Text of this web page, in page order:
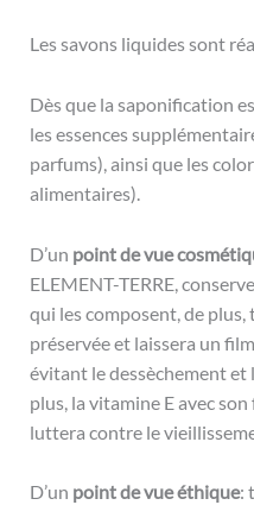
Les savons liquides sont
Dès que la saponification
les essences
parfums), ainsi que les
alimentaires).
D’un point de vue
ELEMENT-TERRE,
qui les composent, de
préservée et laissera un
évitant le dessèchement
plus, la vitamine E avec
luttera contre le
D’un point de vue éthique: